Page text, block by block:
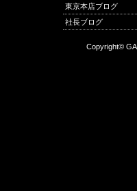
東京本店ブログ
社長ブログ
Copyright©